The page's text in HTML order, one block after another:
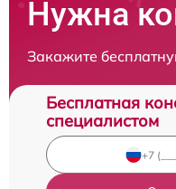
Нужна
Закажите
Бесплатная
специалистом